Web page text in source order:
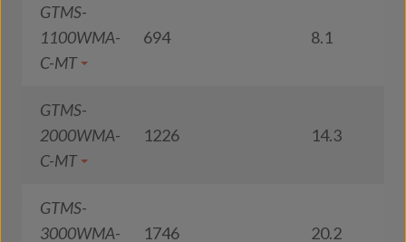
GTMS-
1100WMA-
C-MT
694 8.1
GTMS-
2000WMA-
C-MT
1226 14.3
GTMS-
3000WMA-
1746 20.2